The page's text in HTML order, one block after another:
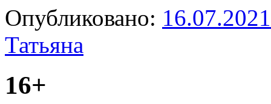
Опубликовано: 16.07.2021
Татьяна
16+